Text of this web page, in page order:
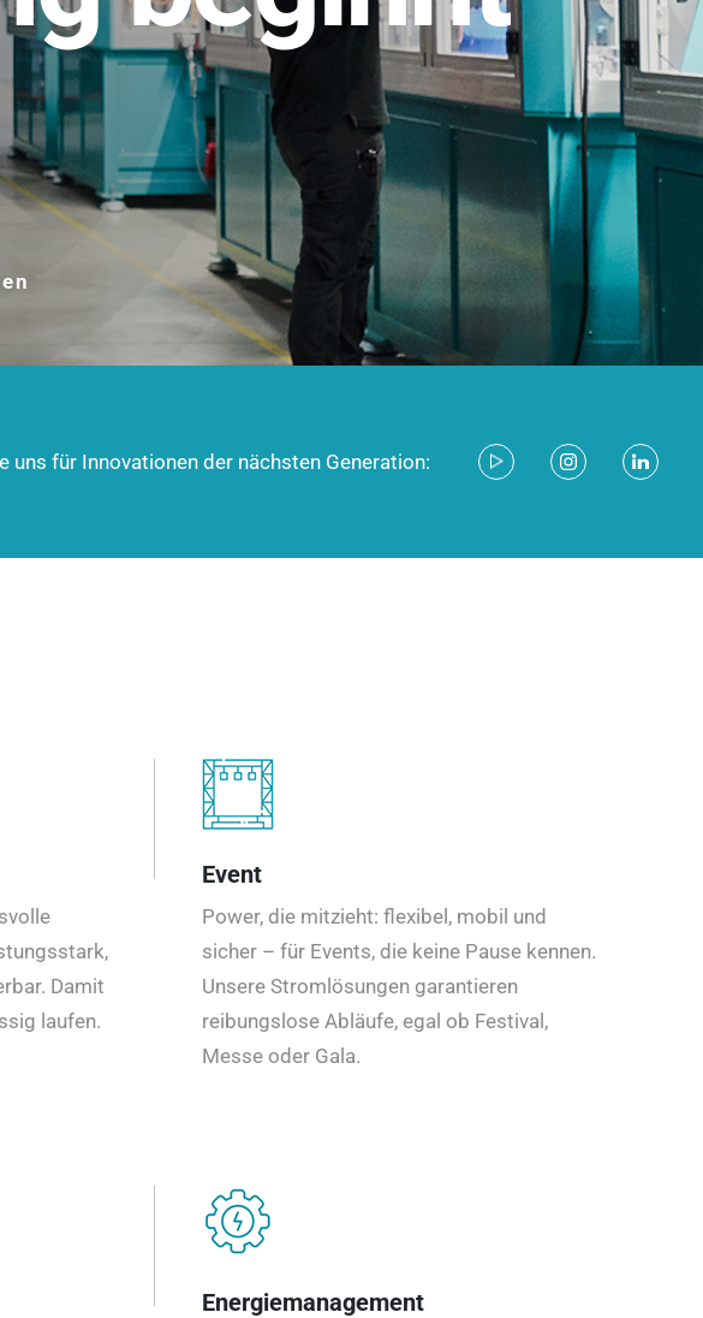
Stecksystem für industrielle Anwendungen –
IP-geschützt und zukunftsfähig.
Jetzt entdecken
uns für Innovationen der nächsten Generation:
Damit
laufen.
Event
Power, die mitzieht: flexibel, mobil und
sicher – für Events, die keine Pause kennen.
Unsere Stromlösungen garantieren
reibungslose Abläufe, egal ob Festival,
Messe oder Gala.
Energiemanagement